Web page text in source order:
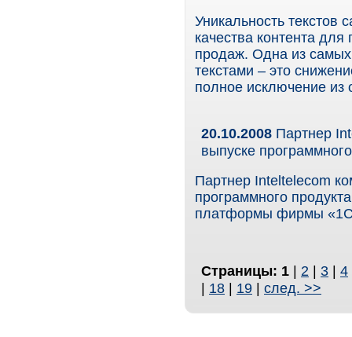
Уникальность текстов
качества контента
продаж. Одна из
текстами – это
полное исключение из
20.10.2008 Партнер
выпуске
Партнер Inteltelecom
программного
платформы фирмы
Страницы: 1 | 2 | 3 | 4
| 18 | 19 | след. >>